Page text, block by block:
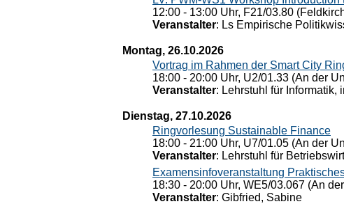
12:00 - 13:00 Uhr, F21/03.80
Veranstalter: Ls Empirische
Montag, 26.10.2026
Vortrag im Rahmen der Smart City
18:00 - 20:00 Uhr, U2/01.33 (An der
Veranstalter: Lehrstuhl für Informatik,
Dienstag, 27.10.2026
Ringvorlesung Sustainable Finance
18:00 - 21:00 Uhr, U7/01.05 (An der
Veranstalter: Lehrstuhl für
Examensinfoveranstaltung
18:30 - 20:00 Uhr, WE5/03.067 (An
Veranstalter: Gibfried, Sabine